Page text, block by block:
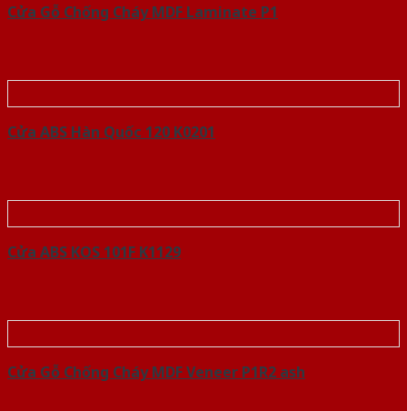
Cửa Gỗ Chống Cháy MDF Laminate P1
Cửa ABS Hàn Quốc 120 K0201
Cửa ABS KOS 101F K1129
Cửa Gỗ Chống Cháy MDF Veneer P1R2 ash